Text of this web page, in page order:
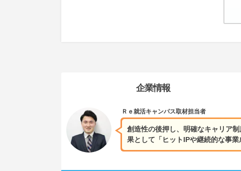
企業情報
創造性の後押し、明確なキャリア
果として「ヒットIPや継続的な事業
Ｒｅ就活キャンパス取材担当者